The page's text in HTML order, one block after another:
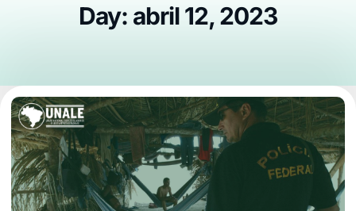
Day: abril 12, 2023